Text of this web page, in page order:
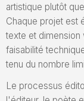
artistique plutôt
Chaque projet est
texte et dimension
faisabilité
tenu du nombre
Le processus